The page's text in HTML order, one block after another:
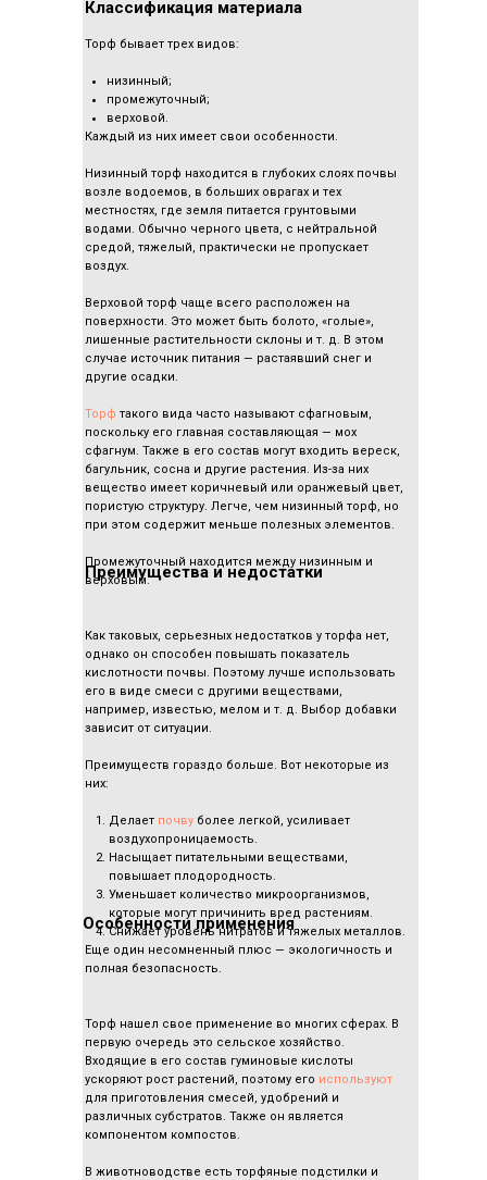
Торф бывает трех видов:
низинный;
промежуточный;
верховой.
Каждый из них имеет свои особенности.
Низинный торф находится в глубоких слоях почвы
возле водоемов, в больших оврагах и тех
местностях, где земля питается грунтовыми
водами. Обычно черного цвета, с нейтральной
средой, тяжелый, практически не пропускает
воздух.
Верховой торф чаще всего расположен на
поверхности. Это может быть болото, «голые»,
лишенные растительности склоны и т. д. В этом
случае источник питания — растаявший снег и
другие осадки.
Торф такого вида часто называют сфагновым,
поскольку его главная составляющая — мох
сфагнум. Также в его состав могут входить вереск,
багульник, сосна и другие растения. Из-за них
вещество имеет коричневый или оранжевый цвет,
пористую структуру. Легче, чем низинный торф, но
при этом содержит меньше полезных элементов.
Промежуточный находится между низинным и
верховым.
Как таковых, серьезных недостатков у торфа нет,
однако он способен повышать показатель
кислотности почвы. Поэтому лучше использовать
его в виде смеси с другими веществами,
например, известью, мелом и т. д. Выбор добавки
зависит от ситуации.
Преимуществ гораздо больше. Вот некоторые из
них:
Делает почву более легкой, усиливает
воздухопроницаемость.
Насыщает питательными веществами,
повышает плодородность.
Уменьшает количество микроорганизмов,
которые могут причинить вред растениям.
Снижает уровень нитратов и тяжелых металлов.
Еще один несомненный плюс — экологичность и
полная безопасность.
Торф нашел свое применение во многих сферах. В
первую очередь это сельское хозяйство.
Входящие в его состав гуминовые кислоты
ускоряют рост растений, поэтому его используют
для приготовления смесей, удобрений и
различных субстратов. Также он является
компонентом компостов.
В животноводстве есть торфяные подстилки и
Классификация материала
Преимущества и недостатки
Особенности применения